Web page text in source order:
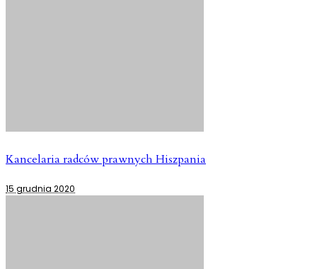
Kancelaria radców prawnych Hiszpania
15 grudnia 2020